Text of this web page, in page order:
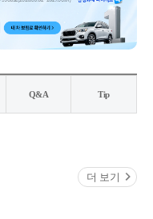
Q&A Tip
더 보기